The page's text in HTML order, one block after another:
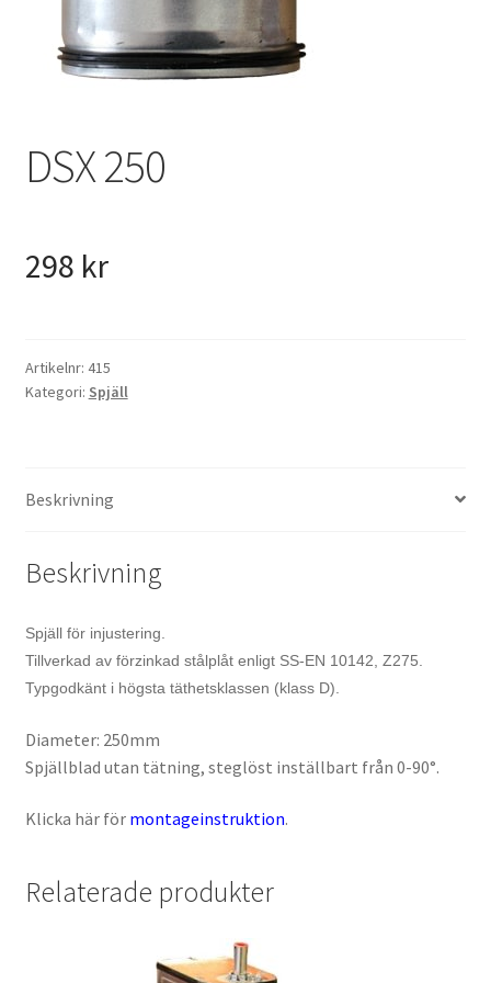
DSX 250
298 kr
Artikelnr: 415
Kategori: Spjäll
Beskrivning
Beskrivning
Spjäll för injustering.
Tillverkad av förzinkad stålplåt enligt SS-EN 10142, Z275.
Typgodkänt i högsta täthetsklassen (klass D).
Diameter: 250mm
Spjällblad utan tätning, steglöst inställbart från 0-90°.
Klicka här för montageinstruktion.
Relaterade produkter